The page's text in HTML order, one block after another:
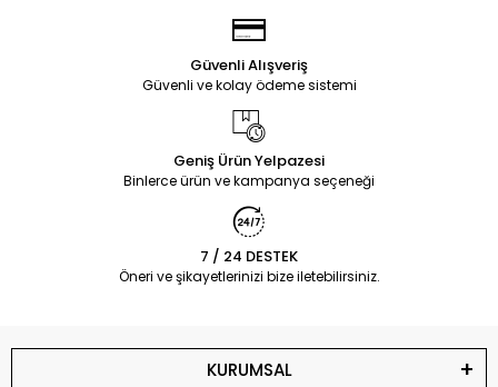
Güvenli Alışveriş
Güvenli ve kolay ödeme sistemi
Geniş Ürün Yelpazesi
Binlerce ürün ve kampanya seçeneği
7 / 24 DESTEK
Öneri ve şikayetlerinizi bize iletebilirsiniz.
KURUMSAL